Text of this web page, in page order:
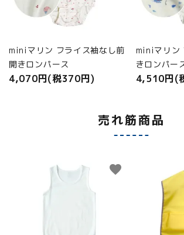
miniマリン フライス袖なし前
開きロンパース
4,070円(税370円)
miniマリン
きロンパー
4,510円(
売れ筋商品
favorite